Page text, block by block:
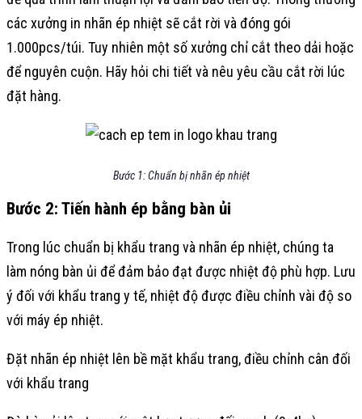
các xưởng in nhãn ép nhiệt sẽ cắt rời và đóng gói
1.000pcs/túi. Tuy nhiên một số xưởng chỉ cắt theo dải hoặc
để nguyên cuộn. Hãy hỏi chi tiết và nêu yêu cầu cắt rời lúc
đặt hàng.
Bước 1: Chuẩn bị nhãn ép nhiệt
Bước 2: Tiến hành ép bằng bàn ủi
Trong lúc chuẩn bị khẩu trang và nhãn ép nhiệt, chúng ta
làm nóng bàn ủi để đảm bảo đạt được nhiệt độ phù hợp. Lưu
ý đối với khẩu trang y tế, nhiệt độ được điều chỉnh vài độ so
với máy ép nhiệt.
Đặt nhãn ép nhiệt lên bề mặt khẩu trang, điều chỉnh cân đối
với khẩu trang